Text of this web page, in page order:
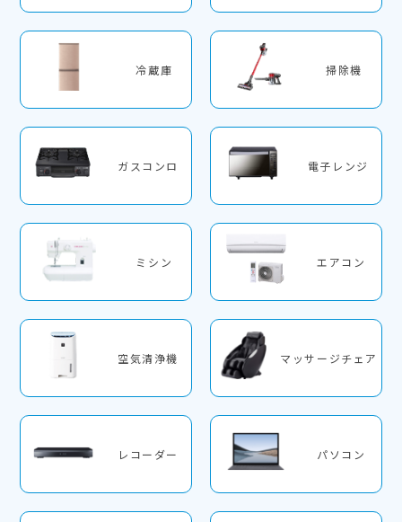
冷蔵庫 掃除機
ガスコンロ 電子レンジ
ミシン エアコン
空気清浄機 マッサージチェア
レコーダー パソコン